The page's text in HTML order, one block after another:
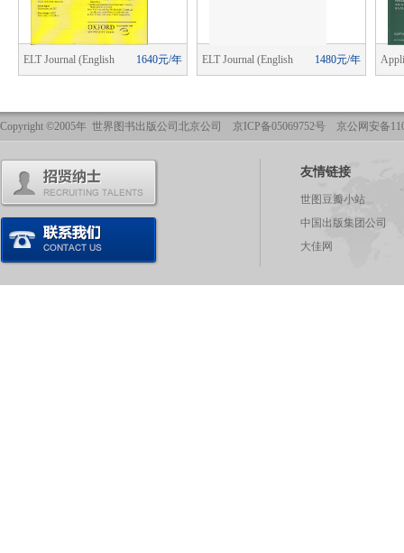
1640元/年
ELT Journal (English 1480元/年
ELT Journal (English
Copyright ©2005年 世界图书出版公司北京公司 京ICP备05069752号 京公网安备
友情链接
世图豆瓣小站
中国出版集团公司
大佳网